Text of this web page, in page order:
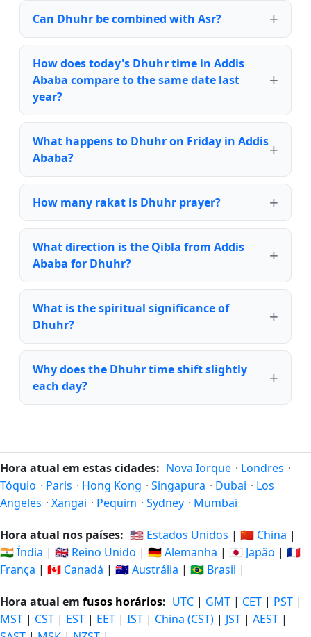
Can Dhuhr be combined with Asr?
How does today's Dhuhr time in Addis
Ababa compare to the same date last
year?
What happens to Dhuhr on Friday in Addis
Ababa?
How many rakat is Dhuhr prayer?
What direction is the Qibla from Addis
Ababa for Dhuhr?
What is the spiritual significance of
Dhuhr?
Why does the Dhuhr time shift slightly
each day?
Hora atual em estas cidades: Nova Iorque · Londres ·
Tóquio · Paris · Hong Kong · Singapura · Dubai · Los
Angeles · Xangai · Pequim · Sydney · Mumbai
Hora atual nos países: 🇺🇸 Estados Unidos | 🇨🇳 China |
🇮🇳 Índia | 🇬🇧 Reino Unido | 🇩🇪 Alemanha | 🇯🇵 Japão | 🇫🇷
França | 🇨🇦 Canadá | 🇦🇺 Austrália | 🇧🇷 Brasil |
Hora atual em fusos horários: UTC | GMT | CET | PST |
MST | CST | EST | EET | IST | China (CST) | JST | AEST |